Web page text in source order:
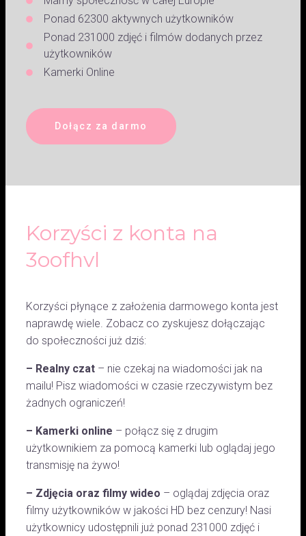
Ponad 62300 aktywnych użytkowników
Ponad 231000 zdjęć i filmów dodanych przez
użytkowników
Kamerki Online
Dołącz za darmo
Korzyści z konta na
3oofhvl
Korzyści płynące z założenia darmowego konta jest
naprawdę wiele. Zobacz co zyskujesz dołączając
do społeczności już dziś:
– Realny czat – nie czekaj na wiadomości jak na
mailu! Pisz wiadomości w czasie rzeczywistym bez
żadnych ograniczeń!
– Kamerki online – połącz się z drugim
użytkownikiem za pomocą kamerki lub oglądaj jego
transmisję na żywo!
– Zdjęcia oraz filmy wideo – oglądaj zdjęcia oraz
filmy użytkowników w jakości HD bez cenzury! Nasi
użytkownicy udostępnili już ponad 231000 zdjęć i